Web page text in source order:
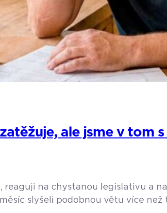
ale jsme v tom
reaguji na chystanou legislativu a
slyšeli podobnou větu více